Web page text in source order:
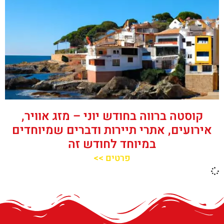
קוסטה ברווה בחודש יוני – מזג אוויר,
אירועים, אתרי תיירות ודברים שמיוחדים
במיוחד לחודש זה
פרטים >>